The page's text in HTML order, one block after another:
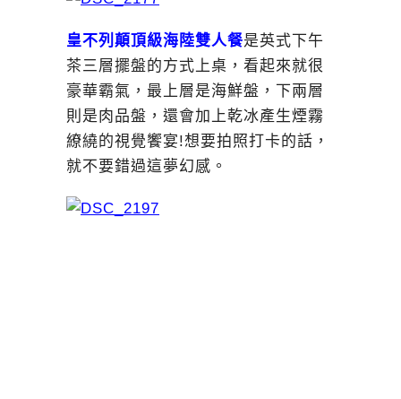
皇不列顛頂級海陸雙人餐是英式下午
茶三層擺盤的方式上桌，看起來就很
豪華霸氣，最上層是海鮮盤，下兩層
則是肉品盤，還會加上乾冰產生煙霧
繚繞的視覺饗宴!想要拍照打卡的話，
就不要錯過這夢幻感。